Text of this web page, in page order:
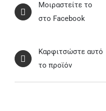
Μοιραστείτε το
στο Facebook
Καρφιτσώστε αυτό
το προϊόν